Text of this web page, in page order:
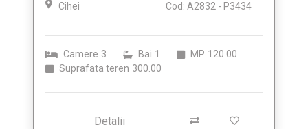
Cihei Cod: A2832 - P3434
Camere 3 Bai 1 MP 120.00
Suprafata teren 300.00
Detalii